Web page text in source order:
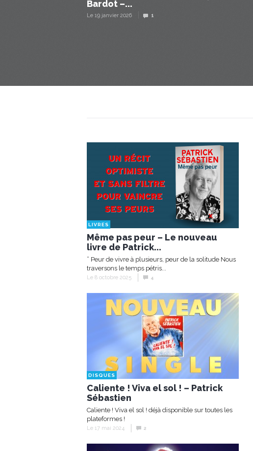
Bardot –...
Le 19 janvier 2026 1
LIVRES
Même pas peur – Le nouveau
livre de Patrick...
” Peur de vivre à plusieurs, peur de la solitude Nous
traversons le temps pétris...
Le 8 octobre 2025 4
DISQUES
Caliente ! Viva el sol ! – Patrick
Sébastien
Caliente ! Viva el sol ! déjà disponible sur toutes les
plateformes !
Le 17 mai 2024 2